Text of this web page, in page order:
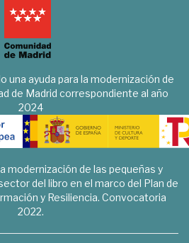
una ayuda para la modernización de
de Madrid correspondiente al año
2024
modernización de las pequeñas y
del libro en el marco del Plan de
y Resiliencia. Convocatoria
2022.